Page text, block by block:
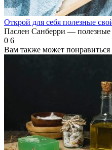
Открой для себя полезные
Паслен Санберри — полезные
0 6
Вам также может понравиться